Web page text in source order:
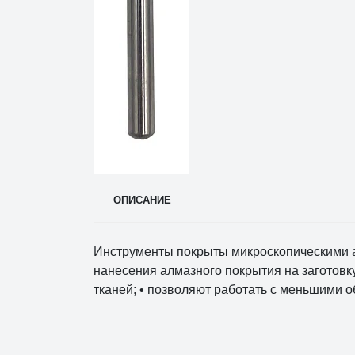
ОПИСАНИЕ
Инструменты покрыты микроскопическими
нанесения алмазного покрытия на
тканей; • позволяют работать с меньшими